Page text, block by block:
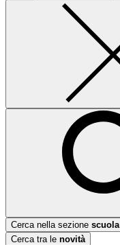
Cerca nella sezione scuola
Cerca tra le novità